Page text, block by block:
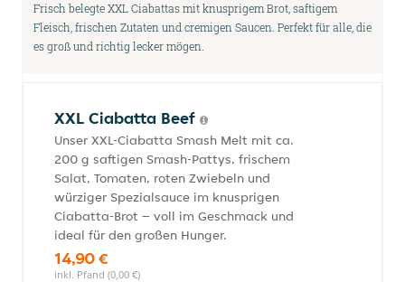
Frisch belegte XXL Ciabattas mit knusprigem Brot, saftigem
Fleisch, frischen Zutaten und cremigen Saucen. Perfekt für alle, die
es groß und richtig lecker mögen.
XXL Ciabatta Beef
Unser XXL-Ciabatta Smash Melt mit ca.
200 g saftigen Smash-Pattys, frischem
Salat, Tomaten, roten Zwiebeln und
würziger Spezialsauce im knusprigen
Ciabatta-Brot – voll im Geschmack und
ideal für den großen Hunger.
14,90 €
inkl. Pfand (0,00 €)